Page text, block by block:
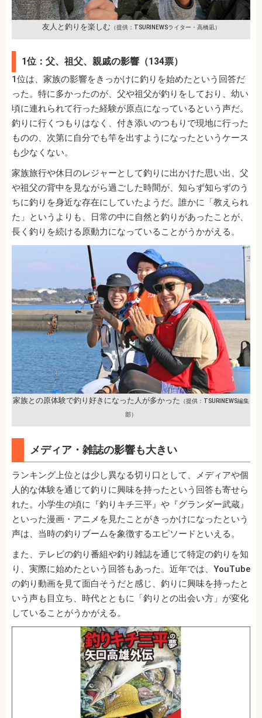
友人と釣りを楽しむ （提供：TSURINEWSライター・高橋凪）
1位：父、祖父、親戚の影響（134票）
1位は、家族の影響をきっかけに釣りを始めたという回答だ
った。特に多かったのが、父や祖父が釣りをしており、幼い
頃に連れられて行った経験が原点になっているという声だ。
釣りに行くつもりはなく、付き添いのつもりで現地に行った
ものの、次第に自分でも竿を出すようになったというケース
も少なくない。
家族旅行や休日のレジャーとして釣りに出かけた思い出、父
や祖父の背中を見ながら過ごした時間が、知らず知らずのう
ちに釣りを身近な存在にしていたようだ。誰かに「教えられ
た」というよりも、日常の中に自然と釣りがあったことが、
長く釣りを続ける原動力になっていることがうかがえる。
家族との原体験で釣り好きになった人が多かった （提供：TSURINEWS編集
部）
メディア・雑誌の影響も大きい
ランキング上位とは少し異なる切り口として、メディアや個
人的な体験を通じて釣りに興味を持ったという回答も寄せら
れた。小学生の頃に『釣りキチ三平』や『グランダー武蔵』
といった漫画・アニメを見たことがきっかけになったという
声は、当時の釣りブームを象徴するエピソードといえる。
また、テレビの釣り番組や釣り雑誌を通じて特定の釣りを知
り、実際に始めたという回答もあった。近年では、YouTube
の釣り動画を見て面白そうだと感じ、釣りに興味を持ったと
いう声も目立ち、時代とともに「釣りとの出会い方」が変化
していることがうかがえる。